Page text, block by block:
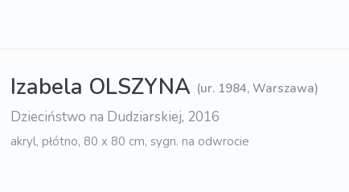
Izabela OLSZYNA (ur. 1984, Warszawa)
Dzieciństwo na Dudziarskiej, 2016
akryl, płótno, 80 x 80 cm, sygn. na odwrocie